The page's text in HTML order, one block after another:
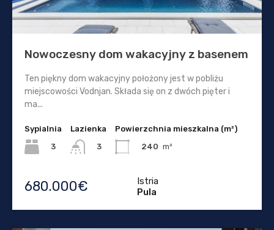
Nowoczesny dom wakacyjny z basenem
Ten piękny dom wakacyjny położony jest w pobliżu
miejscowości Vodnjan. Składa się on z dwóch pięter i
ma...
Sypialnia
3
Lazienka
3
Powierzchnia mieszkalna (m²)
240 m²
680.000€
Istria
Pula